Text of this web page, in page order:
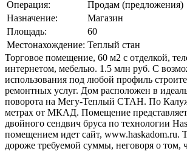
Операция:
Продам (предложения)
Назначение:
Магазин
Площадь:
60
Местонахождение: Теплый стан
Торговое помещение, 60 м2 с отделкой,
интернетом, мебелью. 1.5 млн руб. С
использования под любой профиль
ремонтных услуг. Дом расположен в
поворота на Мегу-Теплый СТАН. По
метрах от МКАД. Помещение
двойного сендвич бруса по технологии
помещением идет сайт, www.haskadom.ru.
дороже требуемой суммы, неговоря о том,